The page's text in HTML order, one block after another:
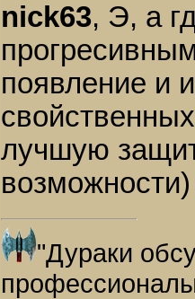
nick63, Э, а
появление и
лучшую
возможности)
"Дураки